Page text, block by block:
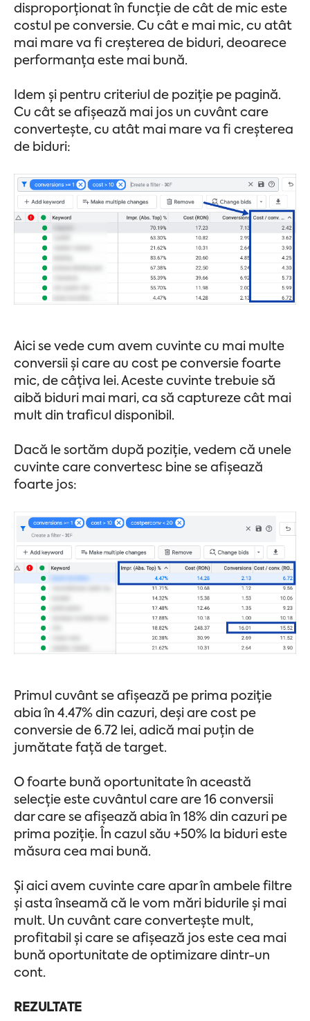
disproporționat în funcție de cât de mic este
costul pe conversie. Cu cât e mai mic, cu atât
mai mare va fi creșterea de biduri, deoarece
performanța este mai bună.
Idem și pentru criteriul de poziție pe pagină.
Cu cât se afișează mai jos un cuvânt care
convertește, cu atât mai mare va fi creșterea
de biduri:
Aici se vede cum avem cuvinte cu mai multe
conversii și care au cost pe conversie foarte
mic, de câțiva lei. Aceste cuvinte trebuie să
aibă biduri mai mari, ca să captureze cât mai
mult din traficul disponibil.
Dacă le sortăm după poziție, vedem că unele
cuvinte care convertesc bine se afișează
foarte jos:
Primul cuvânt se afișează pe prima poziție
abia în 4.47% din cazuri, deși are cost pe
conversie de 6.72 lei, adică mai puțin de
jumătate față de target.
O foarte bună oportunitate în această
selecție este cuvântul care are 16 conversii
dar care se afișează abia în 18% din cazuri pe
prima poziție. În cazul său +50% la biduri este
măsura cea mai bună.
Și aici avem cuvinte care apar în ambele filtre
și asta înseamă că le vom mări bidurile și mai
mult. Un cuvânt care convertește mult,
profitabil și care se afișează jos este cea mai
bună oportunitate de optimizare dintr-un
cont.
REZULTATE